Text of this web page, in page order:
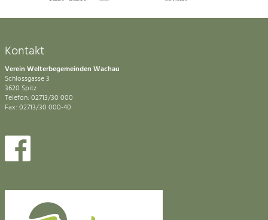
Kontakt
Verein Welterbegemeinden Wachau
Schlossgasse 3
3620 Spitz
Telefon: 02713/30 000
Fax: 02713/30 000-40